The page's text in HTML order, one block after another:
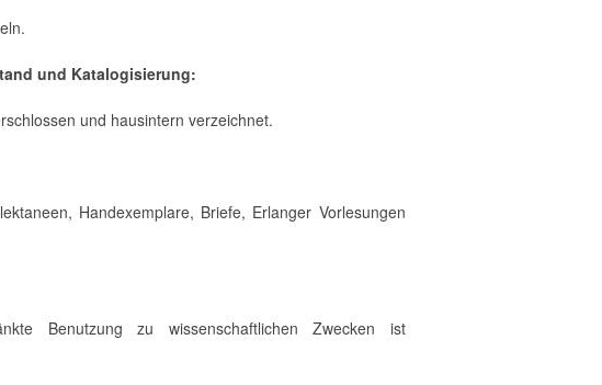
und Katalogisierung:
und hausintern verzeichnet.
Handexemplare, Briefe, Erlanger Vorlesungen
Benutzung zu wissenschaftlichen Zwecken ist